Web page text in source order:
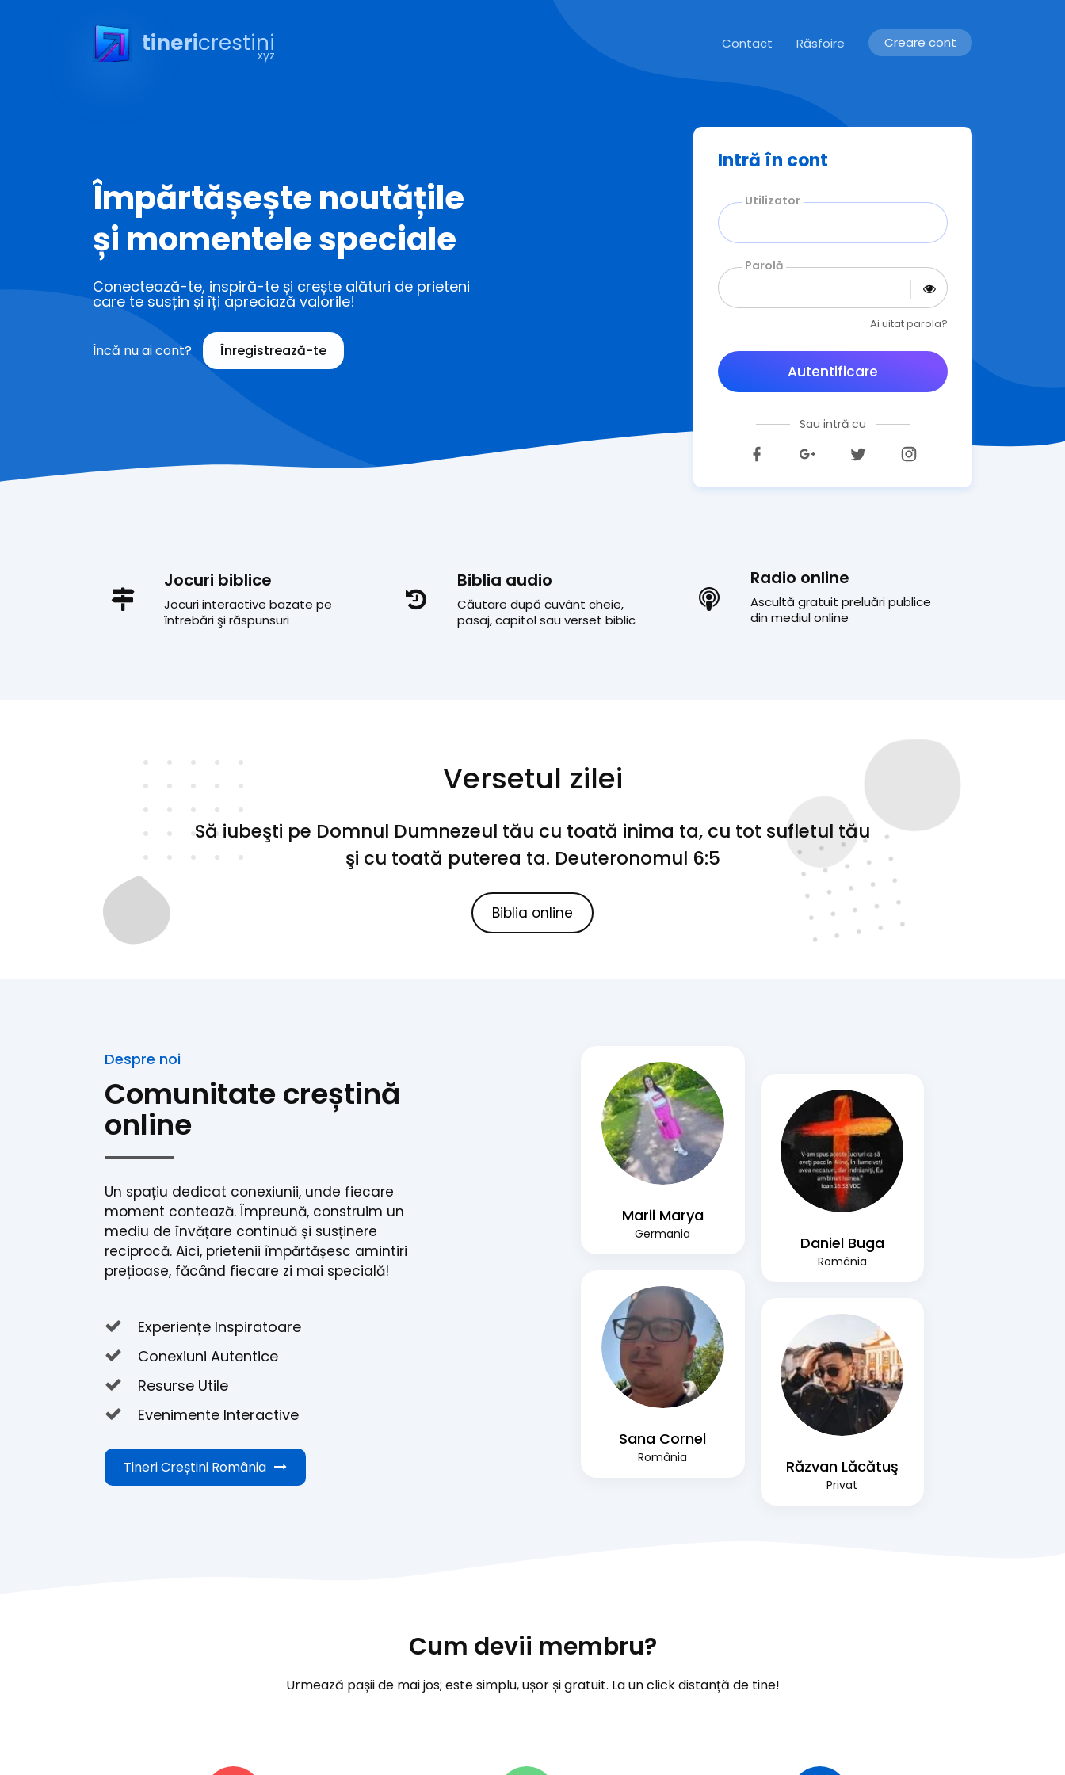
tinericrestini
xyz
Contact Răsfoire Creare cont
Împărtășește noutățile
și momentele speciale
Conectează-te, inspiră-te și crește alături de prieteni
care te susțin și îți apreciază valorile!
Încă nu ai cont? Înregistrează-te
Intră în cont
Utilizator
Parolă
Ai uitat parola?
Autentificare
Sau intră cu
Jocuri biblice
Jocuri interactive bazate pe
întrebări şi răspunsuri
Biblia audio
Căutare după cuvânt cheie,
pasaj, capitol sau verset biblic
Radio online
Ascultă gratuit preluări publice
din mediul online
Versetul zilei
Să iubeşti pe Domnul Dumnezeul tău cu toată inima ta, cu tot sufletul tău
şi cu toată puterea ta. Deuteronomul 6:5
Biblia online
Despre noi
Comunitate creștină
online
Un spațiu dedicat conexiunii, unde fiecare
moment contează. Împreună, construim un
mediu de învățare continuă și susținere
reciprocă. Aici, prietenii împărtășesc amintiri
prețioase, făcând fiecare zi mai specială!
Experiențe Inspiratoare
Conexiuni Autentice
Resurse Utile
Evenimente Interactive
Tineri Creștini România
Marii Marya
Germania Daniel Buga
România
Sana Cornel
România Răzvan Lăcătuş
Privat
Cum devii membru?
Urmează pașii de mai jos; este simplu, ușor și gratuit. La un click distanță de tine!